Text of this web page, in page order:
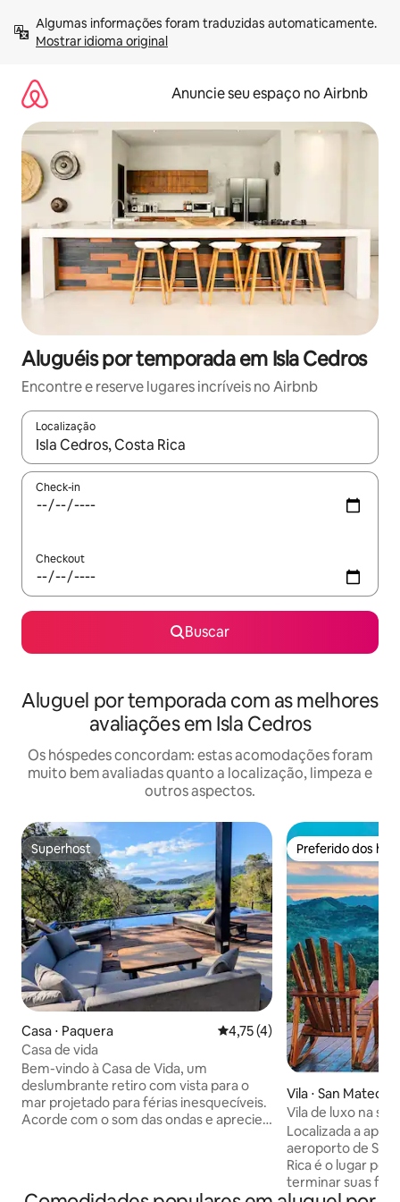
para
Mostrar idioma original
Anuncie seu espaço no Airbnb
Aluguéis por temporada em Isla Cedros
Encontre e reserve lugares incríveis no Airbnb
Localização
Quando os resultados estiverem disponíveis, explore-os
Check-in
Checkout
Buscar
Aluguel por temporada com as melhores
avaliações em Isla Cedros
Os hóspedes concordam: estas acomodações foram
muito bem avaliadas quanto a localização, limpeza e
outros aspectos.
Superhost
Superhost
Casa ⋅ Paquera 4,75 de uma avaliação média
4,75 (4)
Casa de vida
Bem-vindo à Casa de Vida, um
deslumbrante retiro com vista para o
mar projetado para férias inesquecíveis.
Acorde com o som das ondas e aprecie
Preferido dos
Preferido dos
Vila ⋅ San Mateo
Vila de luxo na
privativa, serena
Localizada a
aeroporto de San
Rica é o lugar
terminar suas